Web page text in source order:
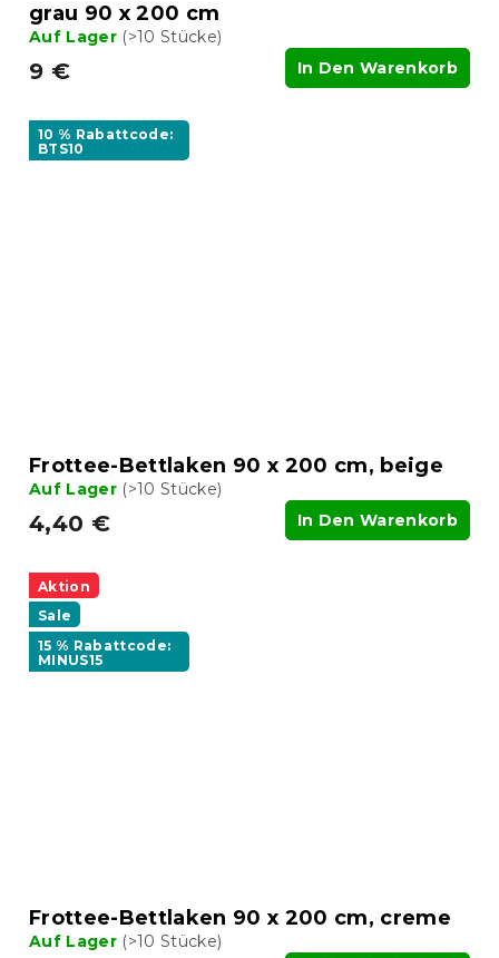
grau 90 x 200 cm
Auf Lager (>10 Stücke)
9 € In Den Warenkorb
10 % Rabattcode:
BTS10
Frottee-Bettlaken 90 x 200 cm, beige
Auf Lager (>10 Stücke)
4,40 € In Den Warenkorb
Aktion
Sale
15 % Rabattcode:
MINUS15
Frottee-Bettlaken 90 x 200 cm, creme
Auf Lager (>10 Stücke)